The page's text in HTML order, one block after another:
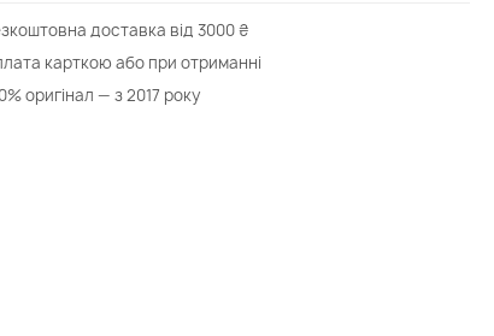
доставка від 3000 ₴
карткою або при отриманні
оригінал — з 2017 року